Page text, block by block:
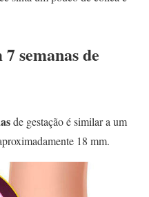
semanas de
de gestação é similar a um
18 mm.